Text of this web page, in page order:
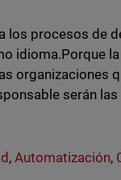
los procesos de
idioma.Porque
organizaciones
serán
, Automatización,